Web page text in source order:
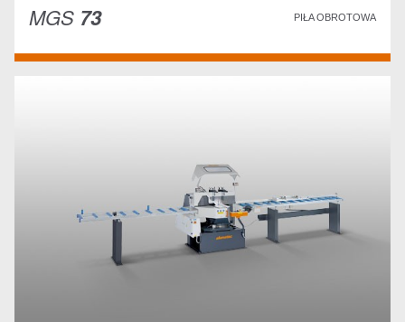
MGS 73 PIŁA OBROTOWA